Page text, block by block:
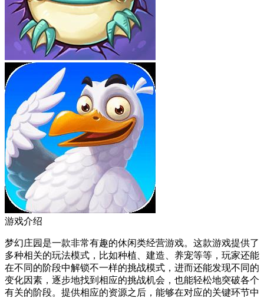
游戏介绍
梦幻庄园是一款非常有趣的休闲类经营游戏。这款游戏提供了
多种相关的玩法模式，比如种植、建造、养宠等等，玩家还能
在不同的阶段中解锁不一样的挑战模式，进而还能发现不同的
变化因素，逐步地找到相应的挑战机会，也能轻松地突破各个
有关的阶段。提供相应的资源之后，能够在对应的关键环节中